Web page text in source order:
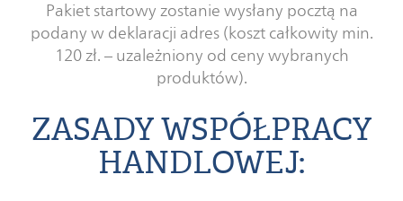
Pakiet startowy zostanie wysłany pocztą na
podany w deklaracji adres (koszt całkowity min.
120 zł. – uzależniony od ceny wybranych
produktów).
ZASADY WSPÓŁPRACY
HANDLOWEJ: